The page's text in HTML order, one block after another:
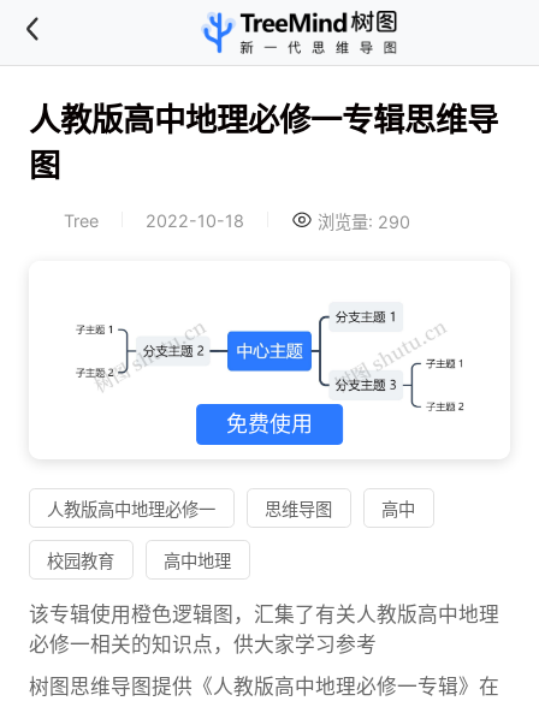
人教版高中地理必修一专辑思维导
图
Tree 2022-10-18 浏览量: 290
免费使用
人教版高中地理必修一 思维导图 高中
校园教育 高中地理
该专辑使用橙色逻辑图，汇集了有关人教版高中地理
必修一相关的知识点，供大家学习参考
树图思维导图提供《人教版高中地理必修一专辑》在